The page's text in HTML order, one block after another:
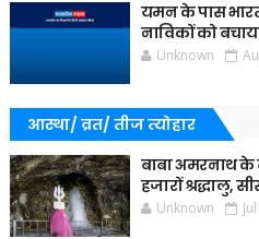
यमन के पास
नाविकों को
Unknown
आस्था/ व्रत/ तीज त्‍योहार
बाबा अमरनाथ के
हजारों श्रद्धालु,
Unknown